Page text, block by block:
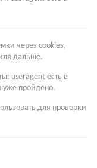
через cookies,
дальше.
useragent есть в
уже пройдено.
для проверки